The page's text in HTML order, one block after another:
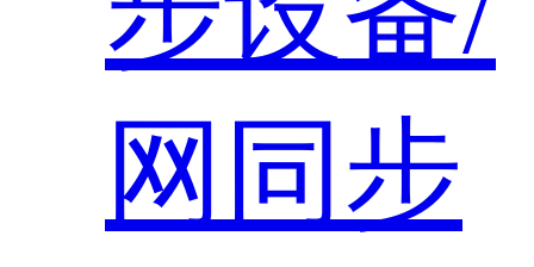
网同步